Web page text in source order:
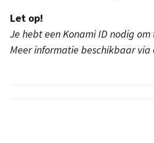
Let op!
Je hebt een Konami ID nodig
Meer informatie beschikbaar via